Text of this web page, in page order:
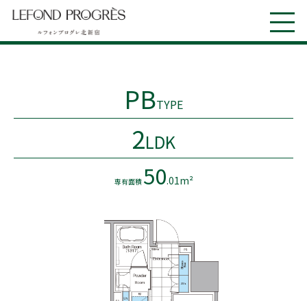
PBTYPE
2LDK
専有面積 50.01m²